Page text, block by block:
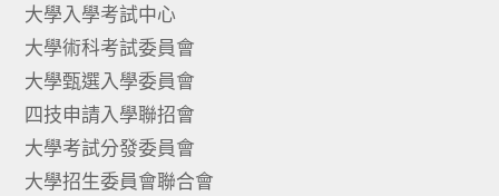
大學入學考試中心
大學術科考試委員會
大學甄選入學委員會
四技申請入學聯招會
大學考試分發委員會
大學招生委員會聯合會